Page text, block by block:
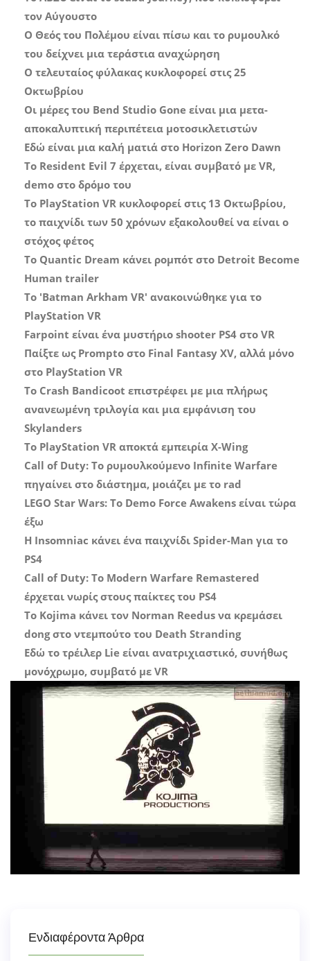
τον Αύγουστο
Ο Θεός του Πολέμου είναι πίσω και το ρυμουλκό
του δείχνει μια τεράστια αναχώρηση
Ο τελευταίος φύλακας κυκλοφορεί στις 25
Οκτωβρίου
Οι μέρες του Bend Studio Gone είναι μια μετα-
αποκαλυπτική περιπέτεια μοτοσικλετιστών
Εδώ είναι μια καλή ματιά στο Horizon Zero Dawn
Το Resident Evil 7 έρχεται, είναι συμβατό με VR,
demo στο δρόμο του
Το PlayStation VR κυκλοφορεί στις 13 Οκτωβρίου,
το παιχνίδι των 50 χρόνων εξακολουθεί να είναι ο
στόχος φέτος
Το Quantic Dream κάνει ρομπότ στο Detroit Become
Human trailer
Το 'Batman Arkham VR' ανακοινώθηκε για το
PlayStation VR
Farpoint είναι ένα μυστήριο shooter PS4 στο VR
Παίξτε ως Prompto στο Final Fantasy XV, αλλά μόνο
στο PlayStation VR
Το Crash Bandicoot επιστρέφει με μια πλήρως
ανανεωμένη τριλογία και μια εμφάνιση του
Skylanders
Το PlayStation VR αποκτά εμπειρία X-Wing
Call of Duty: Το ρυμουλκούμενο Infinite Warfare
πηγαίνει στο διάστημα, μοιάζει με το rad
LEGO Star Wars: Το Demo Force Awakens είναι τώρα
έξω
Η Insomniac κάνει ένα παιχνίδι Spider-Man για το
PS4
Call of Duty: Το Modern Warfare Remastered
έρχεται νωρίς στους παίκτες του PS4
Το Kojima κάνει τον Norman Reedus να κρεμάσει
dong στο ντεμπούτο του Death Stranding
Εδώ το τρέιλερ Lie είναι ανατριχιαστικό, συνήθως
μονόχρωμο, συμβατό με VR
Ενδιαφέροντα Άρθρα